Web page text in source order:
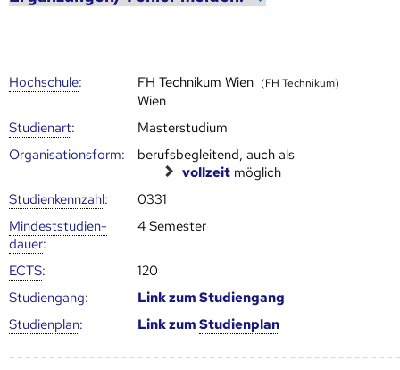
Hoch­schule: FH Technikum Wien (FH Technikum)
Wien
Studienart:
Masterstudium
Organisationsform:
berufsbegleitend, auch als
vollzeit möglich
Studien­kenn­zahl:
0331
Mindest­studien­
dauer:
4 Semester
ECTS:
120
Studien­gang: Link zumStudien­gang
Studien­plan: Link zumStudien­plan